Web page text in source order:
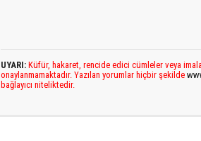
UYARI: Küfür, hakaret, rencide edici cümleler veya
onaylanmamaktadır. Yazılan yorumlar hiçbir şekilde
bağlayıcı niteliktedir.